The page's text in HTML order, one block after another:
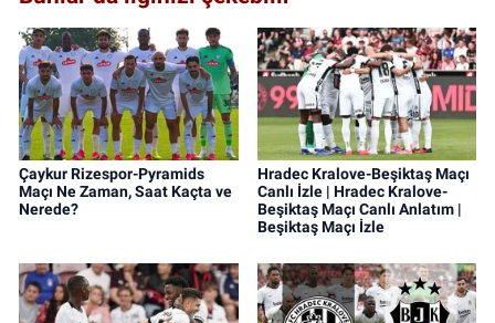
Çaykur Rizespor-Pyramids
Maçı Ne Zaman, Saat Kaçta ve
Nerede?
Hradec Kralove-Beşiktaş Maçı
Canlı İzle | Hradec Kralove-
Beşiktaş Maçı Canlı Anlatım |
Beşiktaş Maçı İzle